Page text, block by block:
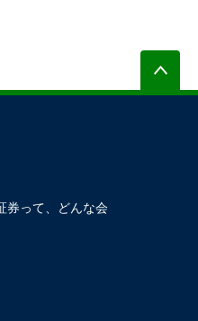
券って、どんな会